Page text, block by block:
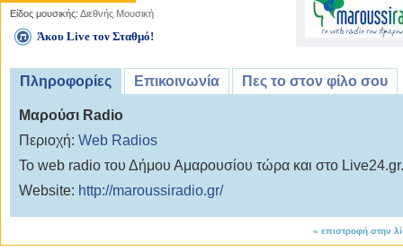
Είδος μουσικής: Διεθνής Μουσική
Άκου Live τον Σταθμό!
Πληροφορίες Επικοινωνία Πες το στον φίλο σου
Μαρούσι Radio
Περιοχή: Web Radios
Το web radio του Δήμου Αμαρουσίου τώρα και στο Live24.gr.
Website: http://maroussiradio.gr/
« επιστροφή στην